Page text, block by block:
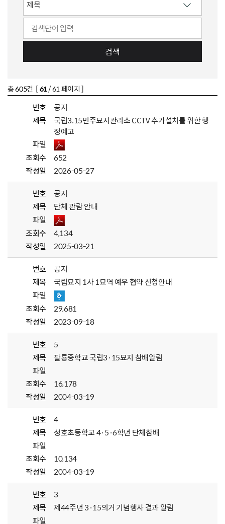
검색
총605건 [61/ 61 페이지 ]
번호
공지
제목
국립3.15민주묘지관리소 CCTV 추가설치를 위한 행
정예고
파일
조회수
652
작성일
2026-05-27
번호
공지
제목
단체 관람 안내
파일
조회수
4,134
작성일
2025-03-21
번호
공지
제목
국립묘지 1사 1묘역 예우 협약 신청안내
파일
조회수
29,681
작성일
2023-09-18
번호
5
제목
팔룡중학교 국립3·15묘지 참배알림
파일
조회수
16,178
작성일
2004-03-19
번호
4
제목
성호초등학교 4·5·6학년 단체참배
파일
조회수
10,134
작성일
2004-03-19
번호
3
제목
제44주년 3·15의거 기념행사 결과 알림
파일